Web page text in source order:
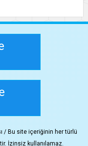
/ Bu site içeriğinin her türlü
İzinsiz kullanılamaz.